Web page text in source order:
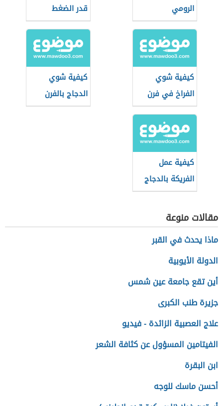
الرومي
قدر الضغط
كيفية شوي
الفراخ في فرن
البوتاجاز
كيفية شوي
الدجاج بالفرن
كيفية عمل
الفريكة بالدجاج
مقالات منوعة
ماذا يحدث في القبر
الدولة الأيوبية
أين تقع جامعة عين شمس
جزيرة طنب الكبرى
علاج العصبية الزائدة - فيديو
الفيتامين المسؤول عن كثافة الشعر
ابن البقرة
أحسن ماسك للوجه